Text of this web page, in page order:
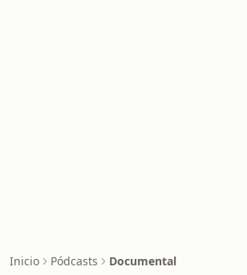
Inicio Pódcasts Documental